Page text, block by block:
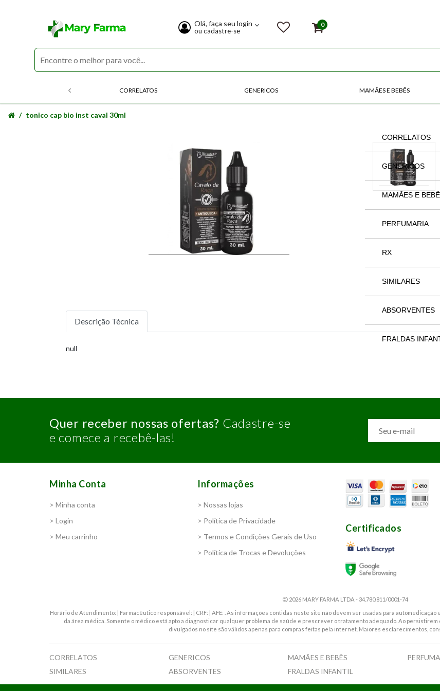
Olá, faça seu login
ou cadastre-se
0
CORRELATOS GENERICOS MAMÃES E BEBÊS
CORRELATOS
GENERICOS
MAMÃES E
PERFUMARIA
RX
SIMILARES
ABSORVENTES
FRALDAS
tonico cap bio inst caval 30ml
Descrição Técnica
null
Quer receber nossas ofertas? Cadastre-se
e comece a recebê-las!
Minha Conta
> Minha conta
> Login
> Meu carrinho
Informações
> Nossas lojas
> Política de Privacidade
> Termos e Condições Gerais de Uso
> Política de Trocas e Devoluções
Certificados
2026 MARY FARMA LTDA - 34.780.811/0001-74
Horário de Atendimento: | Farmacêutico responsável: | CRF: | AFE: . As informações contidas neste site não devem ser usadas para
da área médica. Somente o médico está apto a diagnosticar qualquer problema de saúde e prescrever o tratamento adequado. Ao
divulgados no site são válidos apenas para compras feitas pela internet. Maiores esclarecimentos,
CORRELATOS GENERICOS MAMÃES E BEBÊS
SIMILARES
ABSORVENTES FRALDAS INFANTIL